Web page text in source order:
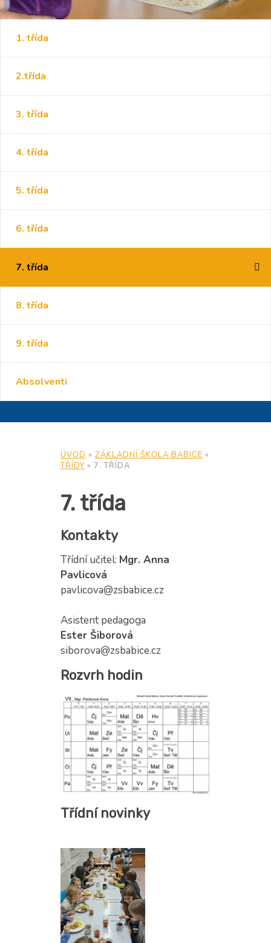
1. třída
2.třída
3. třída
4. třída
5. třída
6. třída
7. třída
8. třída
9. třída
Absolventi
ÚVOD » ZÁKLADNÍ ŠKOLA BABICE »
TŘÍDY » 7. TŘÍDA
7. třída
Kontakty
Třídní učitel: Mgr. Anna
Pavlicová
pavlicova@zsbabice.cz
Asistent pedagoga
Ester Šiborová
siborova@zsbabice.cz
Rozvrh hodin
Třídní novinky